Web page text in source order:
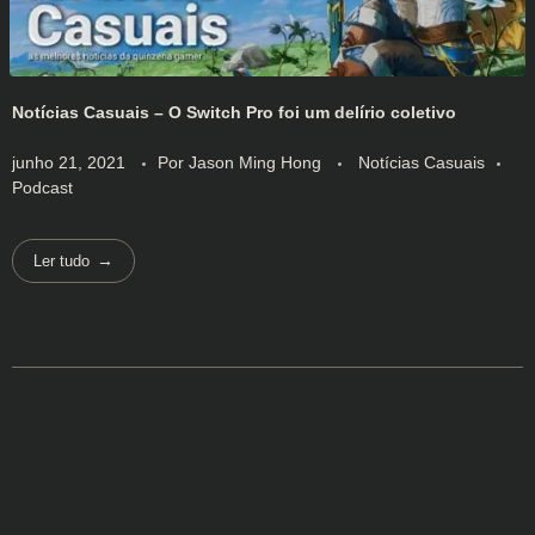
Notícias Casuais – O Switch Pro foi um delírio coletivo
junho 21, 2021 Por Jason Ming Hong
Notícias Casuais
Podcast
Ler tudo